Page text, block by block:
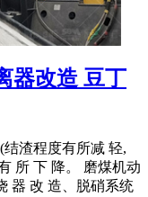
器改造 豆丁
渣程度有所减 轻,
所 下 降。 磨煤机动
器 改 造、脱硝系统